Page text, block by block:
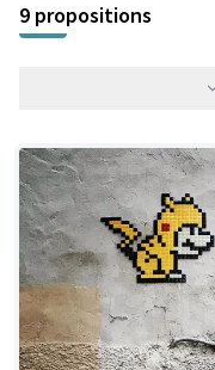
9 propositions